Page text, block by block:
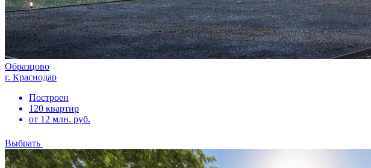
Образцово
г. Краснодар
Построен
120 квартир
от 12 млн. руб.
Выбрать